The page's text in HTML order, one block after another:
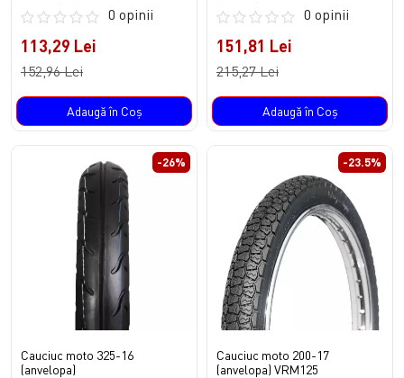
0 opinii
113,29 Lei
152,96 Lei
Adaugă în Coş
0 opinii
151,81 Lei
215,27 Lei
Adaugă în Coş
-26%
Cauciuc moto 325-16
(anvelopa)
-23.5%
Cauciuc moto 200-17
(anvelopa) VRM125